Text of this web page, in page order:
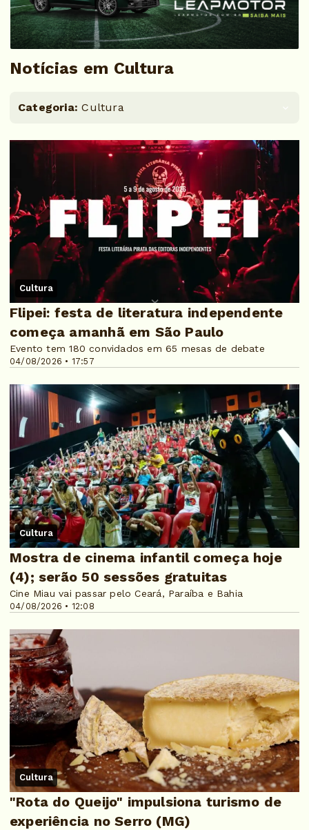
Notícias em Cultura
Categoria: Cultura
Cultura
04/08/2026 • 17:57
Flipei: festa de literatura independente
começa amanhã em São Paulo
Evento tem 180 convidados em 65 mesas de debate
Cultura
04/08/2026 • 12:08
Mostra de cinema infantil começa hoje
(4); serão 50 sessões gratuitas
Cine Miau vai passar pelo Ceará, Paraíba e Bahia
Cultura
"Rota do Queijo" impulsiona turismo de
experiência no Serro (MG)